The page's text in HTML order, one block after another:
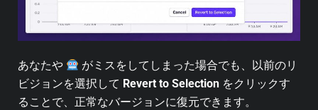
あなたや
がミスをしてしまった場合でも、以前のリ
ビジョンを選択して Revert to Selection をクリックす
ることで、正常なバージョンに復元できます。